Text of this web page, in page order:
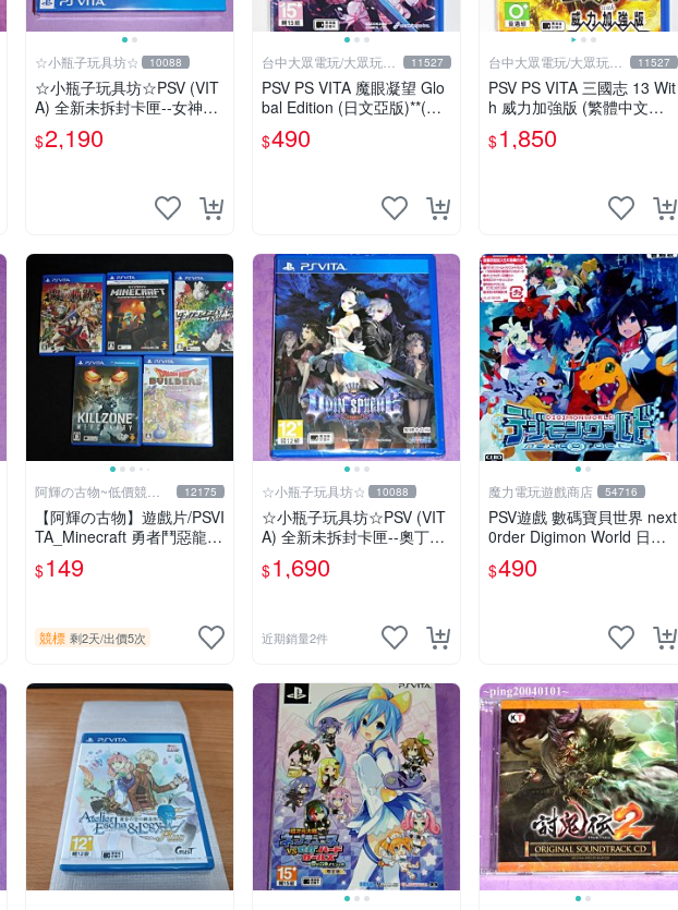
☆小瓶子玩具坊☆ 10088
☆小瓶子玩具坊☆PSV (VIT
A) 全新未拆封卡匣--女神異
聞錄4 通宵熱舞 豪華版 (日
版)
$2,190
台中大眾電玩/大眾玩具
店
11527
PSV PS VITA 魔眼凝望 Glo
bal Edition (日文亞版)**(二
手商品)【台中大眾電玩】
$490
台中大眾電玩/大眾玩具
店
11527
PSV PS VITA 三國志 13 Wit
h 威力加強版 (繁體中文版)*
*(二手商品)【台中大眾電
玩】
$1,850
阿輝の古物~低價競標
五六日結標
12175
【阿輝の古物】遊戲片/PSVI
TA_Minecraft 勇者鬥惡龍
殺戮地帶 英雄傳說 槍彈辯
駁 一批合售_刮痕污漬_1元
$149
競標 剩2天/出價5次
☆小瓶子玩具坊☆ 10088
☆小瓶子玩具坊☆PSV (VIT
A) 全新未拆封卡匣--奧丁領
域 里普特拉西爾 中文版
$1,690
近期銷量2件
魔力電玩遊戲商店 54716
PSV遊戲 數碼寶貝世界 next
0rder Digimon World 日文
日版 【板橋魔力】
$490